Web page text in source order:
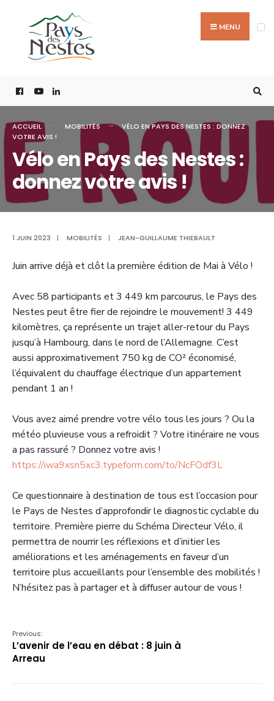
MENU
ACCUEIL MOBILITÉS
VÉLO EN PAYS DES NESTES : DONNEZ
VOTRE AVIS !
Vélo en Pays des Nestes :
donnez votre avis !
1 JUIN 2023 | MOBILITÉS | JEAN-GUILLAUME THIEBAULT
Juin arrive déjà et clôt la première édition de Mai à Vélo !
Avec 58 participants et 3 449 km parcourus, le Pays des
Nestes peut être fier de rejoindre le mouvement! 3 449
kilomètres, ça représente un trajet aller-retour du Pays
jusqu’à Hambourg, dans le nord de l’Allemagne. C’est
aussi approximativement 750 kg de CO² économisé,
l’équivalent du chauffage électrique d’un appartement
pendant 1 an !
Vous avez aimé prendre votre vélo tous les jours ? Ou la
météo pluvieuse vous a refroidit ? Votre itinéraire ne vous
a pas rassuré ? Donnez votre avis !
https://iwa9xsn5xc3.typeform.com/to/NcFOdf3L
Ce questionnaire à destination de tous est l’occasion pour
le Pays de Nestes d’approfondir le diagnostic cyclable du
territoire. Première pierre du Schéma Directeur Vélo, il
permettra de nourrir les réflexions et d’initier les
améliorations et les aménagements en faveur d’un
territoire plus accueillants pour l’ensemble des mobilités !
N’hésitez pas à partager et à diffuser autour de vous !
Previous:
L’avenir de l’eau en débat : 8 juin à
Arreau